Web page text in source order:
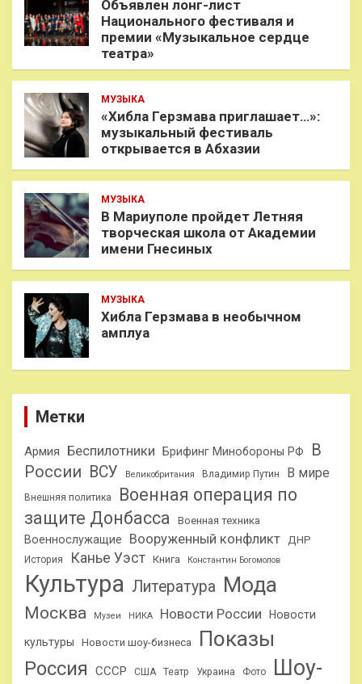
Объявлен лонг-лист
Национального фестиваля и
премии «Музыкальное сердце
театра»
МУЗЫКА
«Хибла Герзмава приглашает…»:
музыкальный фестиваль
открывается в Абхазии
МУЗЫКА
В Мариуполе пройдет Летняя
творческая школа от Академии
имени Гнесиных
МУЗЫКА
Хибла Герзмава в необычном
амплуа
Метки
Армия Беспилотники Брифинг Минобороны РФ
В
России ВСУ Великобритания Владимир Путин В мире
Внешняя политика
Военная операция по
защите Донбасса
Военная техника
Военнослужащие Вооруженный конфликт ДНР
История Канье Уэст Книга Константин Богомолов
Культура Литература Мода
Москва Музеи НИКА Новости России Новости
культуры Новости шоу-бизнеса Показы
Россия СССР США Театр Украина Фото
Шоу-